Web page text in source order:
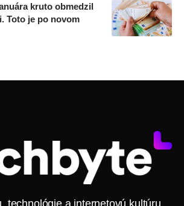
kruto obmedzil
Toto je po novom
technológie a internetovú kultúru.